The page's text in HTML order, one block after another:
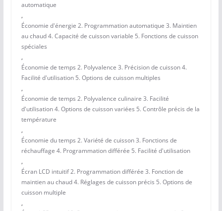
automatique
,
Économie d'énergie 2. Programmation automatique 3. Maintien
au chaud 4. Capacité de cuisson variable 5. Fonctions de cuisson
spéciales
,
Économie de temps 2. Polyvalence 3. Précision de cuisson 4.
Facilité d'utilisation 5. Options de cuisson multiples
,
Économie de temps 2. Polyvalence culinaire 3. Facilité
d'utilisation 4. Options de cuisson variées 5. Contrôle précis de la
température
,
Économie du temps 2. Variété de cuisson 3. Fonctions de
réchauffage 4. Programmation différée 5. Facilité d'utilisation
,
Écran LCD intuitif 2. Programmation différée 3. Fonction de
maintien au chaud 4. Réglages de cuisson précis 5. Options de
cuisson multiple
,